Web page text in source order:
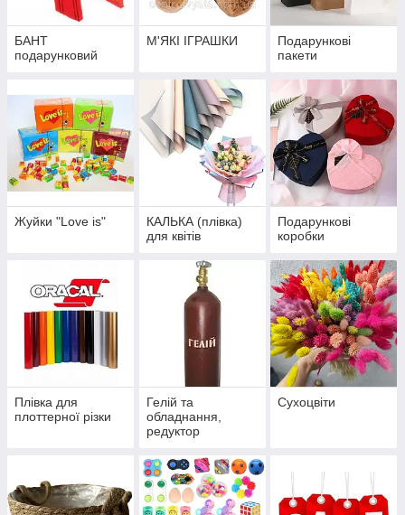
БАНТ
подарунковий
М'ЯКІ ІГРАШКИ
Подарункові
пакети
Жуйки "Love is"
КАЛЬКА (плівка)
для квітів
Подарункові
коробки
Плівка для
плоттерної різки
Гелій та
обладнання,
редуктор
Сухоцвіти